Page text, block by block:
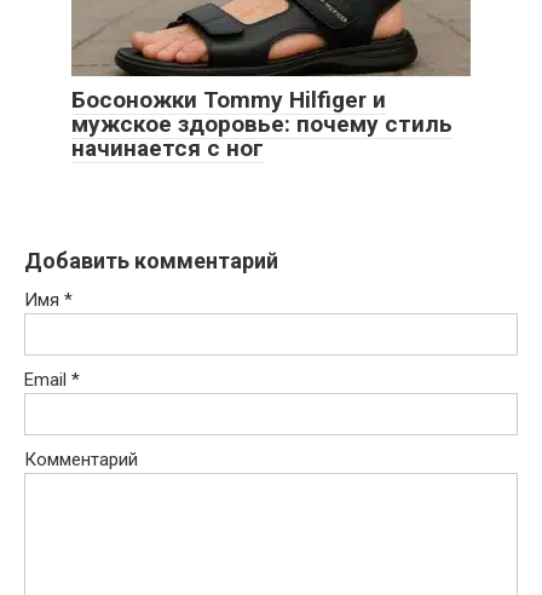
Босоножки Tommy Hilfiger и
мужское здоровье: почему стиль
начинается с ног
Добавить комментарий
Имя *
Email *
Комментарий